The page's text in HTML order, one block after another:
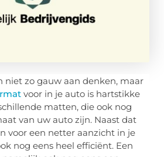
niet zo gauw aan denken, maar
voor in je auto is hartstikke
matten, die ook nog
van uw auto zijn. Naast dat
voor een netter aanzicht in je
nog eens heel efficiënt. Een